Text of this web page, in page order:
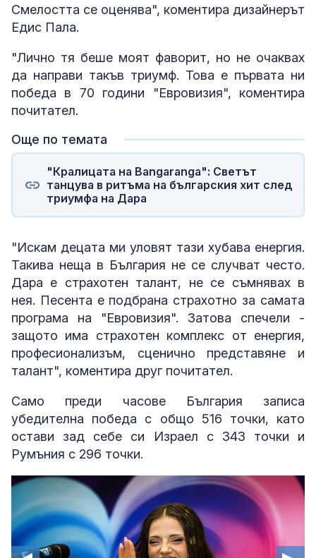
Смелостта се оценява", коментира дизайнерът
Едис Пала.
"Лично тя беше моят фаворит, но не очаквах
да направи такъв триумф. Това е първата ни
победа в 70 години "Евровизия", коментира
почитател.
Още по темата
"Кралицата на Bangaranga": Светът
танцува в ритъма на българския хит след
триумфа на Дара
"Искам децата ми уловят тази хубава енергия.
Такива неща в България не се случват често.
Дара е страхотен талант, не се съмнявах в
нея. Песента е подбрана страхотно за самата
програма на "Евровизия". Затова спечели -
защото има страхотен комплекс от енергия,
професионализъм, сценично представяне и
талант", коментира друг почитател.
Само преди часове България записа
убедителна победа с общо 516 точки, като
остави зад себе си Израел с 343 точки и
Румъния с 296 точки.